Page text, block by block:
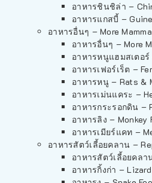
อาหารชินชิล่า –
อาหารแกสบี้ –
อาหารอื่นๆ – More
อาหารอื่นๆ – More
อาหารหนูแฮมสเตอร์
อาหารเฟอร์เร็ต –
อาหารหนู – Rats &
อาหารเม่นแคระ –
อาหารกระรอกดิน –
อาหารลิง – Monkey
อาหารเมียร์แคท –
อาหารสัตว์เลี้อยคลาน –
อาหารสัตว์เลี้อยคลา
อาหารกิ้งก่า – Lizard